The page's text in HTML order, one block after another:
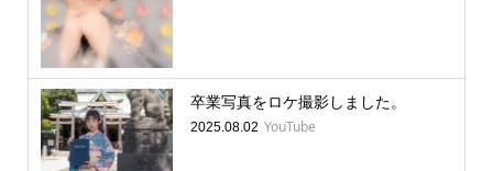
卒業写真をロケ撮影しました。
2025.08.02 YouTube